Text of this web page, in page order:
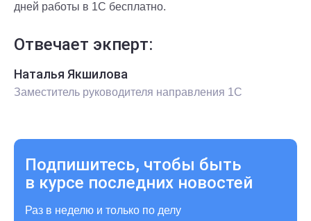
дней работы в 1С бесплатно.
Отвечает экперт:
Наталья Якшилова
Заместитель руководителя направления 1С
Подпишитесь, чтобы быть
в курсе последних новостей
Раз в неделю и только по делу